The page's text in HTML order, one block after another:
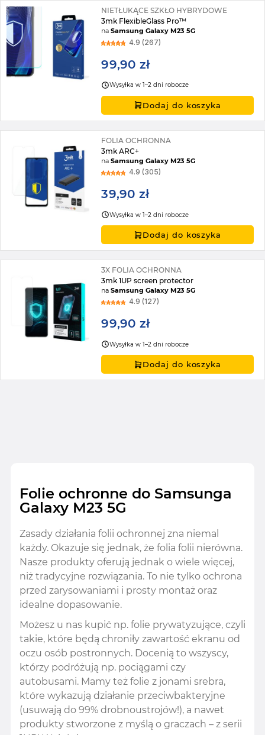
NIETŁUKĄCE SZKŁO HYBRYDOWE
3mk FlexibleGlass Pro™
naSamsung Galaxy M23 5G
4.9 (267)
99,90 zł
Wysyłka w 1–2 dni robocze
Dodaj do koszyka
FOLIA OCHRONNA
3mk ARC+
naSamsung Galaxy M23 5G
4.9 (305)
39,90 zł
Wysyłka w 1–2 dni robocze
Dodaj do koszyka
3X FOLIA OCHRONNA
3mk 1UP screen protector
naSamsung Galaxy M23 5G
4.9 (127)
99,90 zł
Wysyłka w 1–2 dni robocze
Dodaj do koszyka
Folie ochronne do Samsunga
Galaxy M23 5G
Zasady działania folii ochronnej zna niemal
każdy. Okazuje się jednak, że folia folii nierówna.
Nasze produkty oferują jednak o wiele więcej,
niż tradycyjne rozwiązania. To nie tylko ochrona
przed zarysowaniami i prosty montaż oraz
idealne dopasowanie.
Możesz u nas kupić np. folie prywatyzujące, czyli
takie, które będą chroniły zawartość ekranu od
oczu osób postronnych. Docenią to wszyscy,
którzy podróżują np. pociągami czy
autobusami. Mamy też folie z jonami srebra,
które wykazują działanie przeciwbakteryjne
(usuwają do 99% drobnoustrojów!), a nawet
produkty stworzone z myślą o graczach – z serii